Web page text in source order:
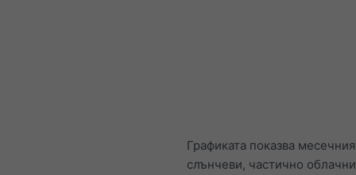
Графиката показва
слънчеви, частично